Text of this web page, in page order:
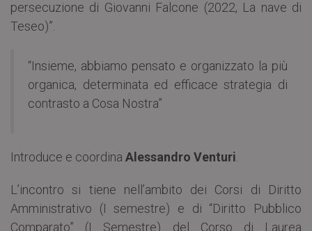
persecuzione di Giovanni Falcone (2022, La nave di
Teseo)”.
“Insieme, abbiamo pensato e organizzato la più
organica, determinata ed efficace strategia di
contrasto a Cosa Nostra”
Introduce e coordina Alessandro Venturi
L’incontro si tiene nell’ambito dei Corsi di Diritto
Amministrativo (I semestre) e di “Diritto Pubblico
Comparato” (I Semestre) del Corso di Laurea